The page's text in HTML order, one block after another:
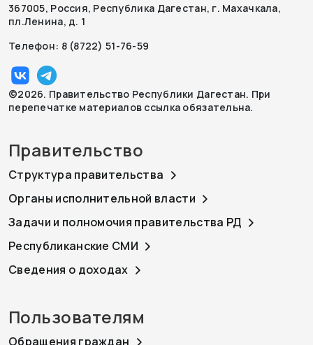
367005, Россия, Республика Дагестан, г. Махачкала,
пл.Ленина, д. 1
Телефон: 8 (8722) 51-76-59
©2026. Правительство Республики Дагестан. При
перепечатке материалов ссылка обязательна.
Правительство
Структура правительства
Органы исполнительной власти
Задачи и полномочия правительства РД
Республиканские СМИ
Сведения о доходах
Пользователям
Обращения граждан